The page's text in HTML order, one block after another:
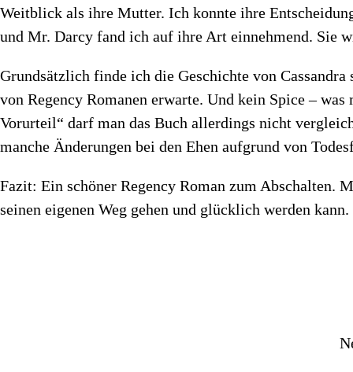
Weitblick als ihre Mutter. Ich konnte ihre
und Mr. Darcy fand ich auf ihre Art einnehmend. Sie
Grundsätzlich finde ich die Geschichte von
von Regency Romanen erwarte. Und kein Spice –
Vorurteil“ darf man das Buch allerdings nicht
manche Änderungen bei den Ehen aufgrund von
Fazit: Ein schöner Regency Roman zum Abschalten.
seinen eigenen Weg gehen und glücklich werden kann.